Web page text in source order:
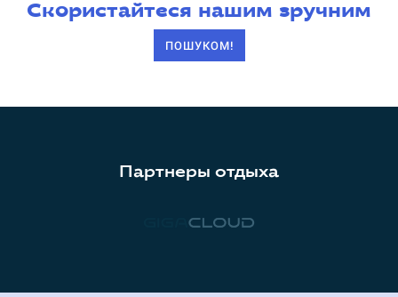
Скористайтеся нашим зручним
ПОШУКОМ!
Партнеры отдыха